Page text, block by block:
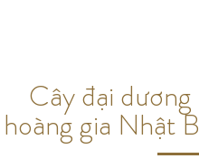
Cây đại
hoàng gia Nhật